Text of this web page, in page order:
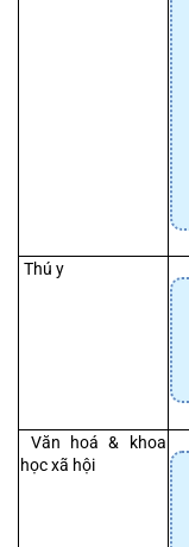
Thú y
học xã hội